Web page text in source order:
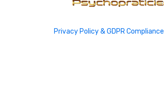
Privacy Policy & GDPR Compliance